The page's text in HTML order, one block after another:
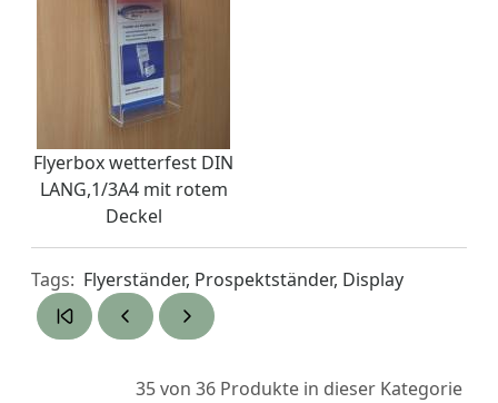
Flyerbox wetterfest DIN
LANG,1/3A4 mit rotem
Deckel
Tags: Flyerständer, Prospektständer, Display
35 von 36 Produkte in dieser Kategorie